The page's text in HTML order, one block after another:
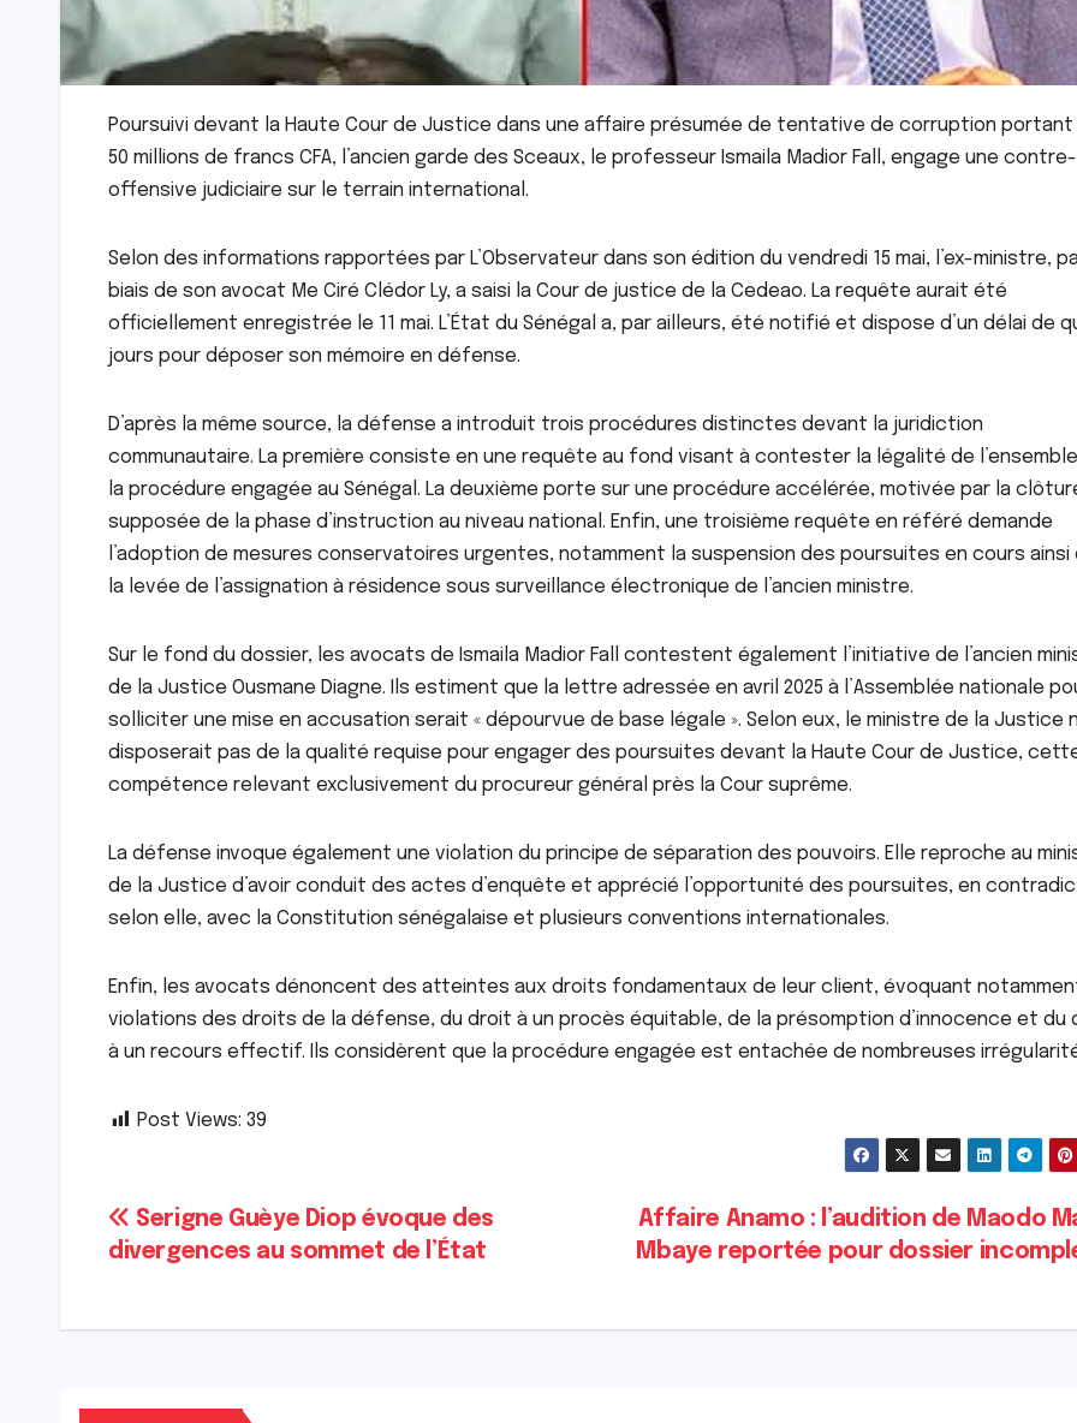
Poursuivi devant la Haute Cour de Justice dans une affaire présumée de tentative de corruption portant
50 millions de francs CFA, l’ancien garde des Sceaux, le professeur Ismaila Madior Fall, engage une contre-
offensive judiciaire sur le terrain international.
Selon des informations rapportées par L’Observateur dans son édition du vendredi 15 mai, l’ex-ministre,
biais de son avocat Me Ciré Clédor Ly, a saisi la Cour de justice de la Cedeao. La requête aurait été
officiellement enregistrée le 11 mai. L’État du Sénégal a, par ailleurs, été notifié et dispose d’un délai de
jours pour déposer son mémoire en défense.
D’après la même source, la défense a introduit trois procédures distinctes devant la juridiction
communautaire. La première consiste en une requête au fond visant à contester la légalité de
la procédure engagée au Sénégal. La deuxième porte sur une procédure accélérée, motivée par la
supposée de la phase d’instruction au niveau national. Enfin, une troisième requête en référé demande
l’adoption de mesures conservatoires urgentes, notamment la suspension des poursuites en cours ainsi
la levée de l’assignation à résidence sous surveillance électronique de l’ancien ministre.
Sur le fond du dossier, les avocats de Ismaila Madior Fall contestent également l’initiative de l’ancien
de la Justice Ousmane Diagne. Ils estiment que la lettre adressée en avril 2025 à l’Assemblée nationale
solliciter une mise en accusation serait « dépourvue de base légale ». Selon eux, le ministre de la Justice
disposerait pas de la qualité requise pour engager des poursuites devant la Haute Cour de Justice,
compétence relevant exclusivement du procureur général près la Cour suprême.
La défense invoque également une violation du principe de séparation des pouvoirs. Elle reproche au
de la Justice d’avoir conduit des actes d’enquête et apprécié l’opportunité des poursuites, en
selon elle, avec la Constitution sénégalaise et plusieurs conventions internationales.
Enfin, les avocats dénoncent des atteintes aux droits fondamentaux de leur client, évoquant
violations des droits de la défense, du droit à un procès équitable, de la présomption d’innocence et du
à un recours effectif. Ils considèrent que la procédure engagée est entachée de nombreuses
Post Views: 39
Navigation
l’article
Affaire Anamo : l’audition de Maodo
Mbaye reportée pour dossier
Serigne Guèye Diop évoque des
divergences au sommet de l’État
VIDEOS BUZZ
ACTUALITE
Mort d’Alexandro
Doti : huit amis
placés en garde à
vue dans le cadre
AOÛT 7, 2026
À LA UNE
Des
arrêtées
menaces,